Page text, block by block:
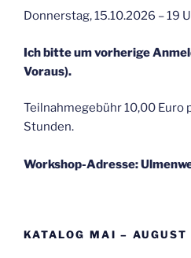
Donnerstag, 15.10.2026 – 19
Ich bitte um vorherige
Voraus).
Teilnahmegebühr 10,00 Euro
Stunden.
Workshop-Adresse:
KATALOG MAI –